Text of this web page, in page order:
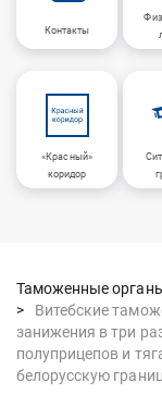
Контакты
«Красный»
коридор
Таможенные
>
Витебские
занижения в три
полуприцепов и
белорусскую